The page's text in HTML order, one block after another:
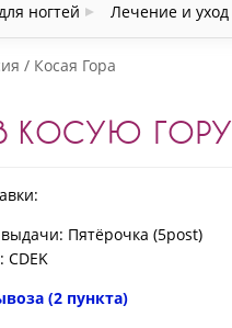
ногтей Лечение и уход
Косая Гора
КОСУЮ ГОРУ
Пятёрочка (5post)
CDEK
(2 пункта)